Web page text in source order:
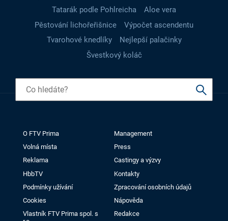
Tatarák podle Pohlreicha
Aloe vera
Pěstování lichořeřišnice
Výpočet ascendentu
Tvarohové knedlíky
Nejlepší palačinky
Švestkový koláč
O FTV Prima
Management
Volná místa
Press
Reklama
Castingy a výzvy
HbbTV
Kontakty
Podmínky užívání
Zpracování osobních údajů
Cookies
Nápověda
Vlastník FTV Prima spol. s
Redakce